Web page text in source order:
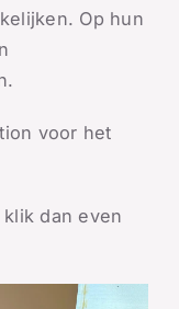
Op hun
voor het
dan even